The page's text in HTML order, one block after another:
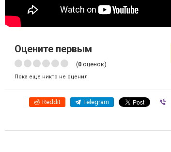
Оцените первым
(0 оценок)
Пока еще никто не оценил
Reddit Telegram